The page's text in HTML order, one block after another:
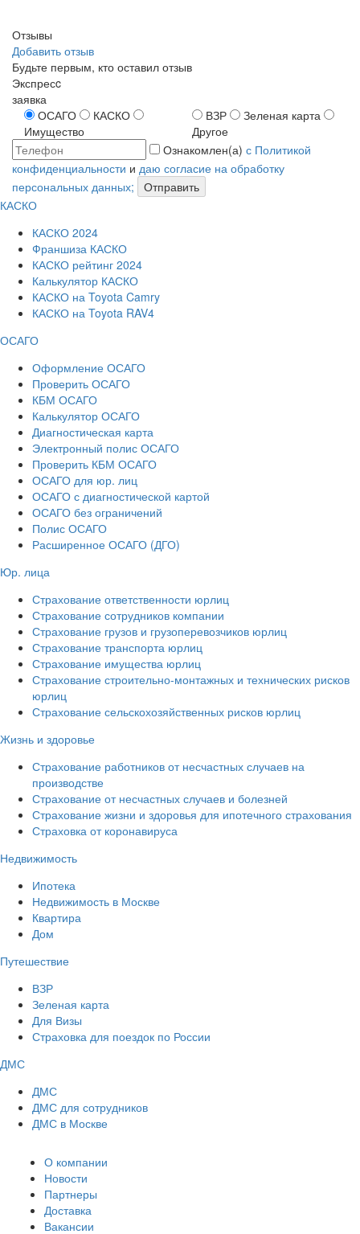
Отзывы
Добавить отзыв
Будьте первым, кто оставил отзыв
Экспресc
заявка
ОСАГО
КАСКО
Имущество
ВЗР
Зеленая карта
Другое
Ознакомлен(а) с Политикой
конфиденциальности и даю согласие на обработку
персональных данных;
Отправить
КАСКО
КАСКО 2024
Франшиза КАСКО
КАСКО рейтинг 2024
Калькулятор КАСКО
КАСКО на Toyota Camry
КАСКО на Toyota RAV4
ОСАГО
Оформление ОСАГО
Проверить ОСАГО
КБМ ОСАГО
Калькулятор ОСАГО
Диагностическая карта
Электронный полис ОСАГО
Проверить КБМ ОСАГО
ОСАГО для юр. лиц
ОСАГО с диагностической картой
ОСАГО без ограничений
Полис ОСАГО
Расширенное ОСАГО (ДГО)
Юр. лица
Страхование ответственности юрлиц
Страхование сотрудников компании
Страхование грузов и грузоперевозчиков юрлиц
Страхование транспорта юрлиц
Страхование имущества юрлиц
Страхование строительно-монтажных и технических рисков
юрлиц
Страхование сельскохозяйственных рисков юрлиц
Жизнь и здоровье
Страхование работников от несчастных случаев на
производстве
Страхование от несчастных случаев и болезней
Страхование жизни и здоровья для ипотечного страхования
Страховка от коронавируса
Недвижимость
Ипотека
Недвижимость в Москве
Квартира
Дом
Путешествие
ВЗР
Зеленая карта
Для Визы
Страховка для поездок по России
ДМС
ДМС
ДМС для сотрудников
ДМС в Москве
О компании
Новости
Партнеры
Доставка
Вакансии